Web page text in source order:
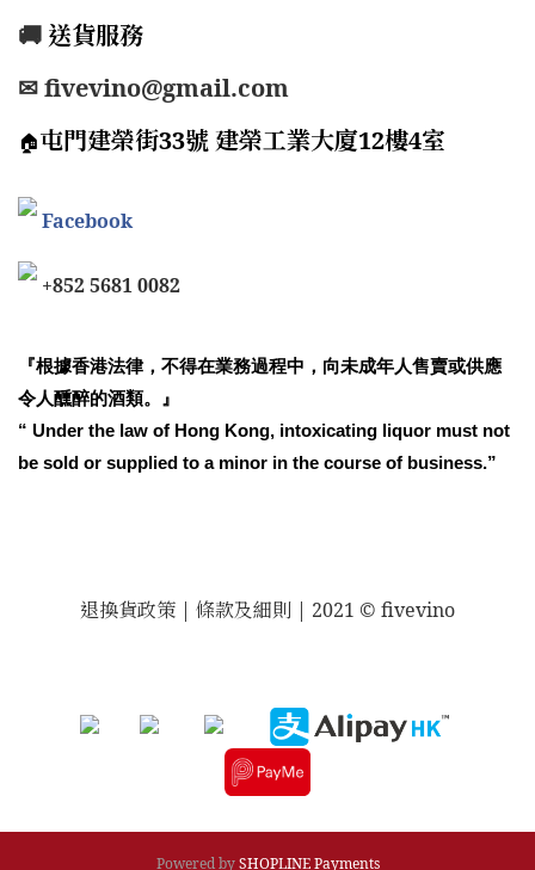
🚚 送貨服務
✉ fivevino@gmail.com
🏠屯門建榮街33號 建榮工業大廈12樓4室
Facebook
+852 5681 0082
『根據香港法律，不得在業務過程中，向未成年人售賣或供應
令人醺醉的酒類。』
“ Under the law of Hong Kong, intoxicating liquor must not
be sold or supplied to a minor in the course of business.”
退換貨政策 | 條款及細則 | 2021 © fivevino
Powered bySHOPLINE Payments